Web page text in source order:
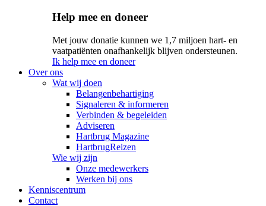
Help mee en doneer
Met jouw donatie kunnen we 1,7 miljoen hart- en
vaatpatiënten onafhankelijk blijven ondersteunen.
Ik help mee en doneer
Over ons
Wat wij doen
Belangenbehartiging
Signaleren & informeren
Verbinden & begeleiden
Adviseren
Hartbrug Magazine
HartbrugReizen
Wie wij zijn
Onze medewerkers
Werken bij ons
Kenniscentrum
Contact